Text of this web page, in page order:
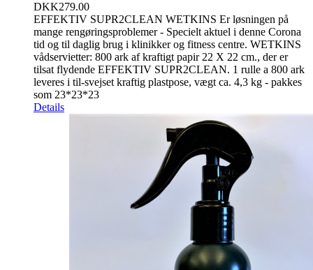
DKK279.00
EFFEKTIV SUPR2CLEAN WETKINS Er løsningen på
mange rengøringsproblemer - Specielt aktuel i denne Corona
tid og til daglig brug i klinikker og fitness centre. WETKINS
vådservietter: 800 ark af kraftigt papir 22 X 22 cm., der er
tilsat flydende EFFEKTIV SUPR2CLEAN. 1 rulle a 800 ark
leveres i til-svejset kraftig plastpose, vægt ca. 4,3 kg - pakkes
som 23*23*23
Details